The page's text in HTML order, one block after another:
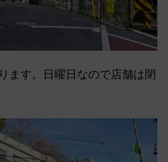
ます。日曜日なので店舗は閉